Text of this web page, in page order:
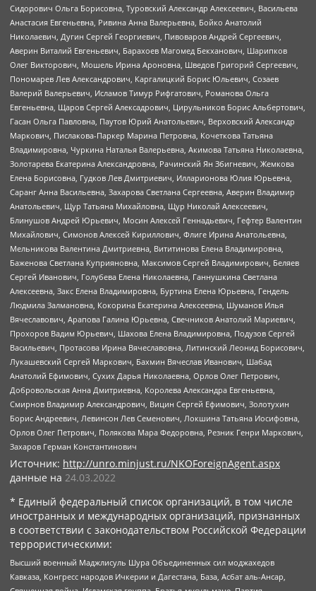
Сидорович Ольга Борисовна, Туровский Александр Алексеевич, Васильева
Анастасия Евгеньевна, Ривина Анна Валерьевна, Бойко Анатолий
Николаевич, Дугин Сергей Георгиевич, Пивоваров Андрей Сергеевич,
Аверин Виталий Евгеньевич, Барахоев Магомед Бекханович, Шарипков
Олег Викторович, Мошель Ирина Ароновна, Шведов Григорий Сергеевич,
Пономарев Лев Александрович, Каргалицкий Борис Юльевич, Созаев
Валерий Валерьевич, Исламов Тимур Рифгатович, Романова Ольга
Евгеньевна, Щаров Сергей Алексадрович, Цирульников Борис Альбертович,
Гасан Ольга Павловна, Паутов Юрий Анатольевич, Верховский Александр
Маркович, Пислакова-Паркер Марина Петровна, Кочеткова Татьяна
Владимировна, Чуркина Наталья Валерьевна, Акимова Татьяна Николаевна,
Золотарева Екатерина Александровна, Рачинский Ян Збигневич, Жемкова
Елена Борисовна, Гудков Лев Дмитриевич, Илларионова Юлия Юрьевна,
Саранг Анна Васильевна, Захарова Светлана Сергеевна, Аверин Владимир
Анатольевич, Щур Татьяна Михайловна, Щур Николай Алексеевич,
Блинушов Андрей Юрьевич, Мосин Алексей Геннадьевич, Гефтер Валентин
Михайлович, Симонов Алексей Кириллович, Флиге Ирина Анатольевна,
Мельникова Валентина Дмитриевна, Вититинова Елена Владимировна,
Баженова Светлана Куприяновна, Максимов Сергей Владимирович, Беляев
Сергей Иванович, Голубева Елена Николаевна, Ганнушкина Светлана
Алексеевна, Закс Елена Владимировна, Буртина Елена Юрьевна, Гендель
Людмила Залмановна, Кокорина Екатерина Алексеевна, Шуманов Илья
Вячеславович, Арапова Галина Юрьевна, Свечников Анатолий Мариевич,
Прохоров Вадим Юрьевич, Шахова Елена Владимировна, Подузов Сергей
Васильевич, Протасова Ирина Вячеславовна, Литинский Леонид Борисович,
Лукашевский Сергей Маркович, Бахмин Вячеслав Иванович, Шабад
Анатолий Ефимович, Сухих Дарья Николаевна, Орлов Олег Петрович,
Добровольская Анна Дмитриевна, Королева Александра Евгеньевна,
Смирнов Владимир Александрович, Вицин Сергей Ефимович, Золотухин
Борис Андреевич, Левинсон Лев Семенович, Локшина Татьяна Иосифовна,
Орлов Олег Петрович, Полякова Мара Федоровна, Резник Генри Маркович,
Захаров Герман Константинович
Источник: http://unro.minjust.ru/NKOForeignAgent.aspx
данные на 24.03.2022
* Единый федеральный список организаций, в том числе
иностранных и международных организаций, признанных
в соответствии с законодательством Российской Федерации
террористическими:
Высший военный Маджлисуль Шура Объединенных сил моджахедов
Кавказа, Конгресс народов Ичкерии и Дагестана, База, Асбат аль-Ансар,